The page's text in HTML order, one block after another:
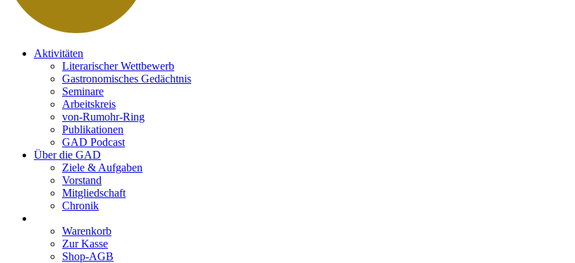
Aktivitäten
Literarischer Wettbewerb
Gastronomisches Gedächtnis
Seminare
Arbeitskreis
von-Rumohr-Ring
Publikationen
GAD Podcast
Über die GAD
Ziele & Aufgaben
Vorstand
Mitgliedschaft
Chronik
Warenkorb
Zur Kasse
Shop-AGB